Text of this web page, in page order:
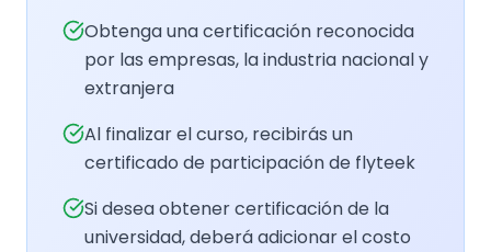
Obtenga una certificación reconocida
por las empresas, la industria nacional y
extranjera
Al finalizar el curso, recibirás un
certificado de participación de flyteek
Si desea obtener certificación de la
universidad, deberá adicionar el costo